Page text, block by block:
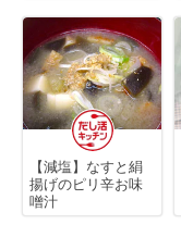
【減塩】なすと絹
揚げのピリ辛お味
噌汁